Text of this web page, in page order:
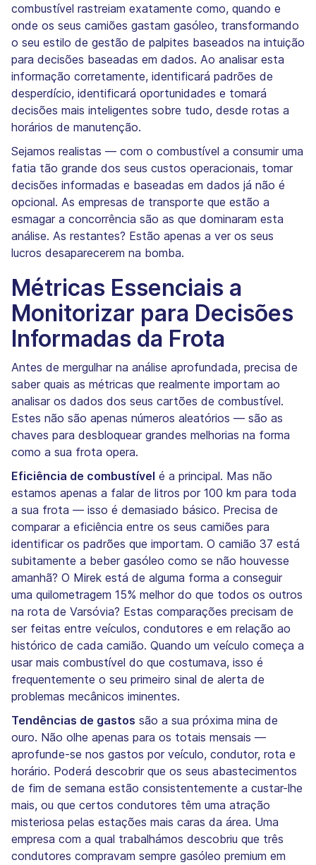
combustível rastreiam exatamente como, quando e
onde os seus camiões gastam gasóleo, transformando
o seu estilo de gestão de palpites baseados na intuição
para decisões baseadas em dados. Ao analisar esta
informação corretamente, identificará padrões de
desperdício, identificará oportunidades e tomará
decisões mais inteligentes sobre tudo, desde rotas a
horários de manutenção.
Sejamos realistas — com o combustível a consumir uma
fatia tão grande dos seus custos operacionais, tomar
decisões informadas e baseadas em dados já não é
opcional. As empresas de transporte que estão a
esmagar a concorrência são as que dominaram esta
análise. As restantes? Estão apenas a ver os seus
lucros desaparecerem na bomba.
Métricas Essenciais a
Monitorizar para Decisões
Informadas da Frota
Antes de mergulhar na análise aprofundada, precisa de
saber quais as métricas que realmente importam ao
analisar os dados dos seus cartões de combustível.
Estes não são apenas números aleatórios — são as
chaves para desbloquear grandes melhorias na forma
como a sua frota opera.
Eficiência de combustível é a principal. Mas não
estamos apenas a falar de litros por 100 km para toda
a sua frota — isso é demasiado básico. Precisa de
comparar a eficiência entre os seus camiões para
identificar os padrões que importam. O camião 37 está
subitamente a beber gasóleo como se não houvesse
amanhã? O Mirek está de alguma forma a conseguir
uma quilometragem 15% melhor do que todos os outros
na rota de Varsóvia? Estas comparações precisam de
ser feitas entre veículos, condutores e em relação ao
histórico de cada camião. Quando um veículo começa a
usar mais combustível do que costumava, isso é
frequentemente o seu primeiro sinal de alerta de
problemas mecânicos iminentes.
Tendências de gastos são a sua próxima mina de
ouro. Não olhe apenas para os totais mensais —
aprofunde-se nos gastos por veículo, condutor, rota e
horário. Poderá descobrir que os seus abastecimentos
de fim de semana estão consistentemente a custar-lhe
mais, ou que certos condutores têm uma atração
misteriosa pelas estações mais caras da área. Uma
empresa com a qual trabalhámos descobriu que três
condutores compravam sempre gasóleo premium em